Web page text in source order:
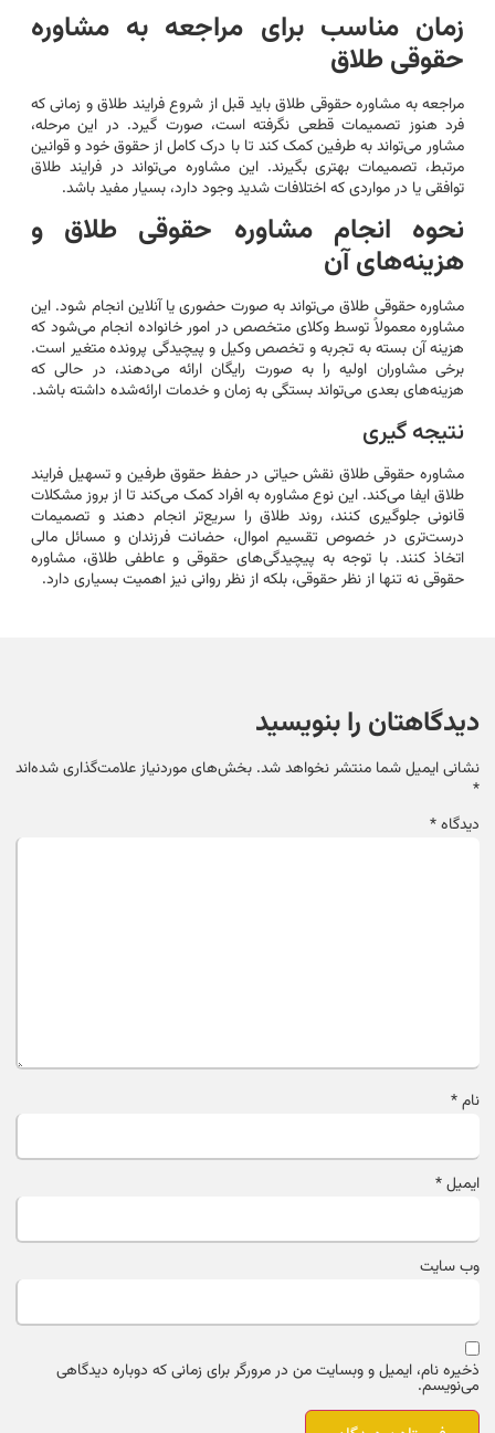
زمان مناسب برای مراجعه به مشاوره
حقوقی طلاق
مراجعه به مشاوره حقوقی طلاق باید قبل از شروع فرایند طلاق و زمانی که
فرد هنوز تصمیمات قطعی نگرفته است، صورت گیرد. در این مرحله،
مشاور می‌تواند به طرفین کمک کند تا با درک کامل از حقوق خود و قوانین
مرتبط، تصمیمات بهتری بگیرند. این مشاوره می‌تواند در فرایند طلاق
توافقی یا در مواردی که اختلافات شدید وجود دارد، بسیار مفید باشد.
نحوه انجام مشاوره حقوقی طلاق و
هزینه‌های آن
مشاوره حقوقی طلاق می‌تواند به صورت حضوری یا آنلاین انجام شود. این
مشاوره معمولاً توسط وکلای متخصص در امور خانواده انجام می‌شود که
هزینه آن بسته به تجربه و تخصص وکیل و پیچیدگی پرونده متغیر است.
برخی مشاوران اولیه را به صورت رایگان ارائه می‌دهند، در حالی که
هزینه‌های بعدی می‌تواند بستگی به زمان و خدمات ارائه‌شده داشته باشد.
نتیجه گیری
مشاوره حقوقی طلاق نقش حیاتی در حفظ حقوق طرفین و تسهیل فرایند
طلاق ایفا می‌کند. این نوع مشاوره به افراد کمک می‌کند تا از بروز مشکلات
قانونی جلوگیری کنند، روند طلاق را سریع‌تر انجام دهند و تصمیمات
درست‌تری در خصوص تقسیم اموال، حضانت فرزندان و مسائل مالی
اتخاذ کنند. با توجه به پیچیدگی‌های حقوقی و عاطفی طلاق، مشاوره
حقوقی نه تنها از نظر حقوقی، بلکه از نظر روانی نیز اهمیت بسیاری دارد.
دیدگاهتان را بنویسید
نشانی ایمیل شما منتشر نخواهد شد. بخش‌های موردنیاز علامت‌گذاری شده‌اند
*
دیدگاه*
نام*
ایمیل*
وب‌ سایت
ذخیره نام، ایمیل و وبسایت من در مرورگر برای زمانی که دوباره دیدگاهی
می‌نویسم.